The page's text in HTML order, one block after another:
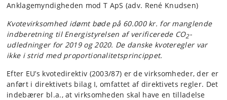
Anklagemyndigheden mod T ApS (adv. René Knudsen)
Kvotevirksomhed idømt bøde på 60.000 kr. for manglende
indberetning til Energistyrelsen af verificerede CO2-
udledninger for 2019 og 2020. De danske kvoteregler var
ikke i strid med proportionalitetsprincippet.
Efter EU’s kvotedirektiv (2003/87) er de virksomheder, der er
anført i direktivets bilag I, omfattet af direktivets regler. Det
indebærer bl.a., at virksomheden skal have en tilladelse